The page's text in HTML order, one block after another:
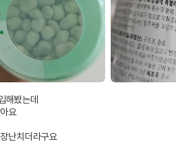
모래탈취제 그린 그라스
해봤는데
요
난치더라구요